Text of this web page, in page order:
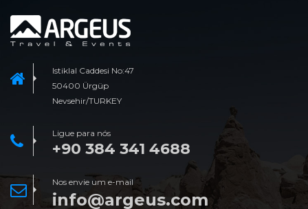
Istiklal Caddesi No:47
50400 Ürgüp
Nevsehir/TURKEY
Ligue para nós
+90 384 341 4688
Nos envie um e-mail
info@argeus.com